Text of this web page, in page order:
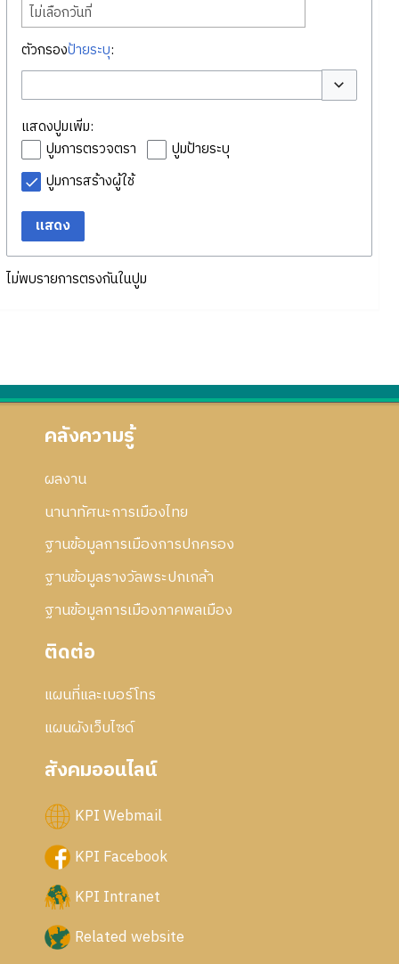
ไม่เลือกวันที่
ตัวกรองป้ายระบุ:
สลับตัวเลือก
แสดงปูมเพิ่ม:
ปูมการตรวจตรา
ปูมป้ายระบุ
ปูมการสร้างผู้ใช้
แสดง
ไม่พบรายการตรงกันในปูม
คลังความรู้
ผลงาน
นานาทัศนะการเมืองไทย
ฐานข้อมูลการเมืองการปกครอง
ฐานข้อมูลรางวัลพระปกเกล้า
ฐานข้อมูลการเมืองภาคพลเมือง
ติดต่อ
แผนที่และเบอร์โทร
แผนผังเว็บไซด์
สังคมออนไลน์
KPI Webmail
KPI Facebook
KPI Intranet
Related website